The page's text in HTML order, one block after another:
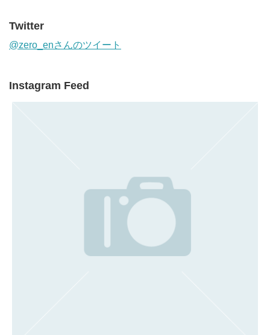
Twitter
@zero_enさんのツイート
Instagram Feed